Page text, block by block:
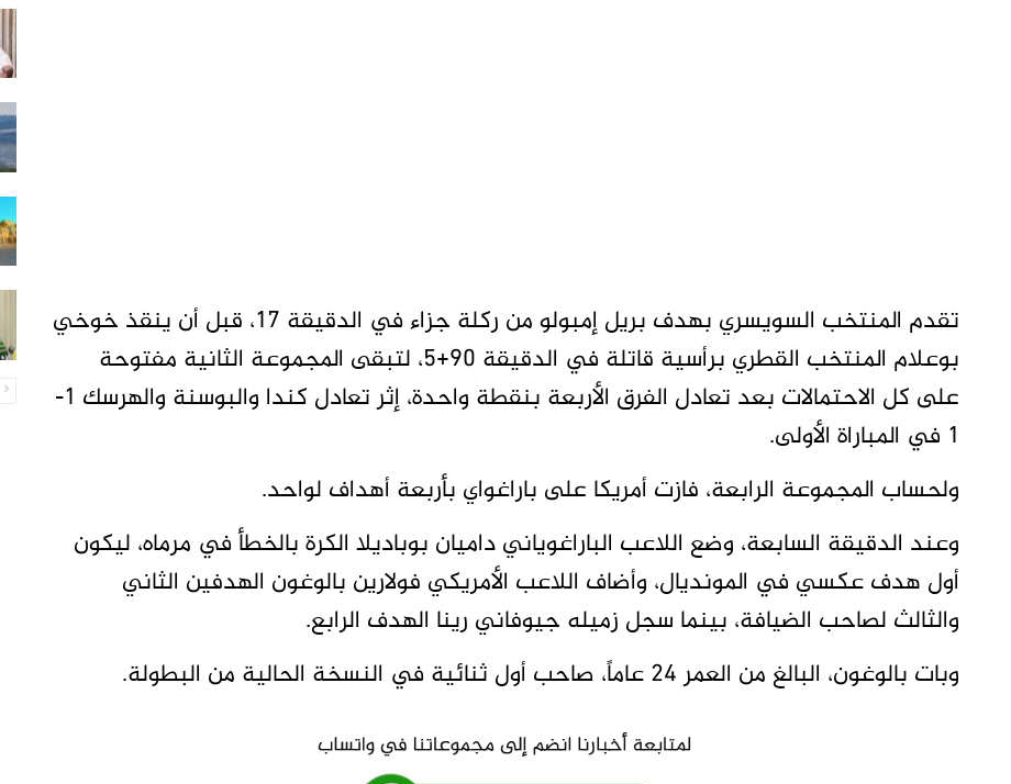
تقدم المنتخب السويسري بهدف بريل إمبولو من ركلة جزاء في الدقيقة 17، قبل أن ينقذ خوخي
بوعلام المنتخب القطري برأسية قاتلة في الدقيقة 90+5، لتبقى المجموعة الثانية مفتوحة
على كل الاحتمالات بعد تعادل الفرق الأربعة بنقطة واحدة، إثر تعادل كندا والبوسنة والهرسك 1-
1 في المباراة الأولى.
ولحساب المجموعة الرابعة، فازت أمريكا على باراغواي بأربعة أهداف لواحد.
وعند الدقيقة السابعة، وضع اللاعب الباراغوياني داميان بوباديلا الكرة بالخطأ في مرماه، ليكون
أول هدف عكسي في المونديال، وأضاف اللاعب الأمريكي فولارين بالوغون الهدفين الثاني
والثالث لصاحب الضيافة، بينما سجل زميله جيوفاني رينا الهدف الرابع.
وبات بالوغون، البالغ من العمر 24 عاماً، صاحب أول ثنائية في النسخة الحالية من البطولة.